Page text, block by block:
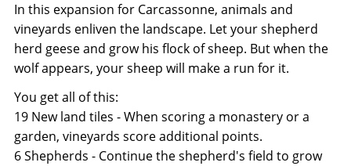
In this expansion for Carcassonne, animals and
vineyards enliven the landscape. Let your shepherd
herd geese and grow his flock of sheep. But when the
wolf appears, your sheep will make a run for it.
You get all of this:
19 New land tiles - When scoring a monastery or a
garden, vineyards score additional points.
6 Shepherds - Continue the shepherd's field to grow